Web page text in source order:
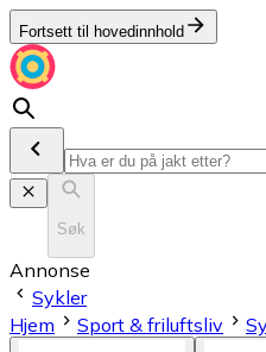
Fortsett til hovedinnhold
Søk
Annonse
Sykler
Hjem
Sport & friluftsliv